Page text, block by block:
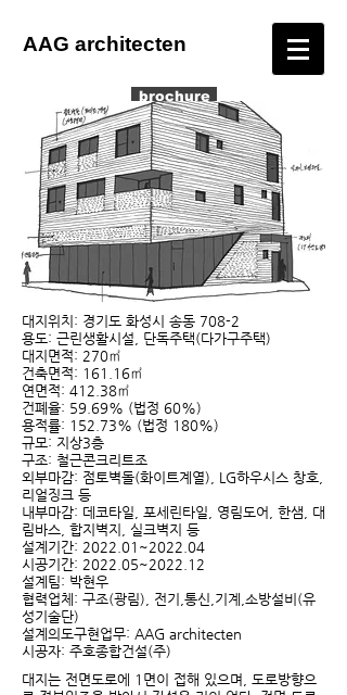
AAG architecten
brochure
대지위치: 경기도 화성시 송동 708-2
용도: 근린생활시설, 단독주택(다가구주택)
대지면적: 270㎡
건축면적: 161.16㎡
연면적: 412.38㎡
건폐율: 59.69% (법정 60%)
용적률: 152.73% (법정 180%)
규모: 지상3층
구조: 철근콘크리트조
외부마감: 점토벽돌(화이트계열), LG하우시스 창호,
리얼징크 등
내부마감: 데코타일, 포세린타일, 영림도어, 한샘, 대
림바스, 합지벽지, 실크벽지 등
설계기간: 2022.01~2022.04
시공기간: 2022.05~2022.12
설계팀: 박현우
협력업체: 구조(광림), 전기,통신,기계,소방설비(유
성기술단)
설계의도구현업무: AAG architecten
시공자: 주호종합건설(주)
대지는 전면도로에 1면이 접해 있으며, 도로방향으